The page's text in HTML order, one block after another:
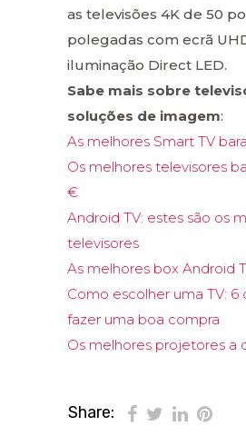
as televisões 4K de 50
polegadas com ecrã
iluminação Direct LED.
Sabe mais sobre
soluções de imagem:
As melhores Smart TV
Os melhores televisores
€
Android TV: estes são os
televisores
As melhores box Android
Como escolher uma TV: 6
fazer uma boa compra
Os melhores projetores a
Share: